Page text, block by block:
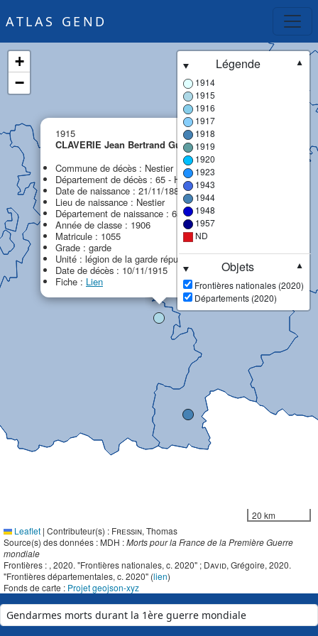
ATLAS GEND
1915
CLAVERIE Jean Bertrand Guillaume
Commune de décès : Nestier
Département de décès : 65 - Hautes-Pyrénées
Date de naissance : 21/11/1886
Lieu de naissance : Nestier
Département de naissance : 65 - Hautes-Pyrénées
Année de classe : 1906
Matricule : 1055
Grade : garde
Unité : légion de la garde républicaine (LGR)
Date de décès : 10/11/1915
Fiche : Lien
+
−
Légende
▼
1914
1915
1916
1917
1918
1919
1920
1923
1943
1944
1948
1957
ND
Objets
▼
Frontières nationales (2020)
Départements (2020)
20 km
Leaflet | Contributeur(s) : Fressin, Thomas
Source(s) des données : MDH :Morts pour la France de la Première Guerre
mondiale
Frontières : , 2020. "Frontières nationales, c. 2020" ; David, Grégoire, 2020.
"Frontières départementales, c. 2020" (lien)
Fonds de carte : Projet geojson-xyz